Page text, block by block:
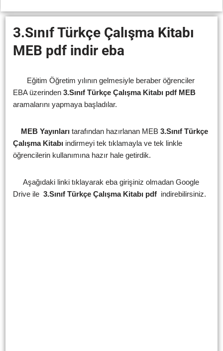
3.Sınıf Türkçe Çalışma Kitabı
MEB pdf indir eba
Eğitim Öğretim yılının gelmesiyle beraber öğrenciler
EBA üzerinden 3.Sınıf Türkçe Çalışma Kitabı pdf MEB
aramalarını yapmaya başladılar.
MEB Yayınları tarafından hazırlanan MEB 3.Sınıf Türkçe
Çalışma Kitabı indirmeyi tek tıklamayla ve tek linkle
öğrencilerin kullanımına hazır hale getirdik.
Aşağıdaki linki tıklayarak eba girişiniz olmadan Google
Drive ile 3.Sınıf Türkçe Çalışma Kitabı pdf indirebilirsiniz.